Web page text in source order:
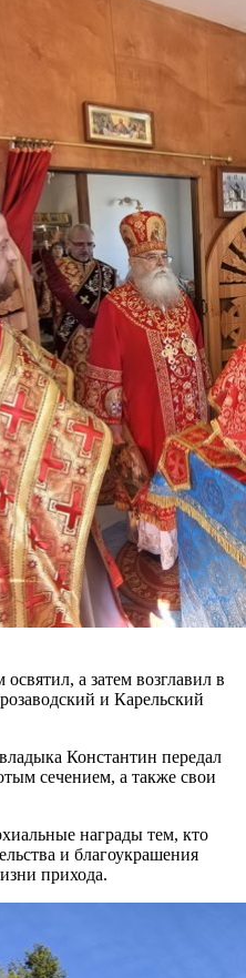
а затем возглавил в
и Карельский
Константин передал
сечением, а также свои
награды тем, кто
и благоукрашения
прихода.